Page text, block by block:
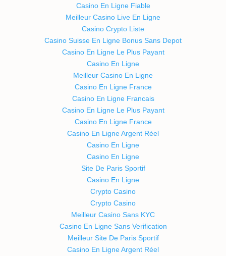
Casino En Ligne Fiable
Meilleur Casino Live En Ligne
Casino Crypto Liste
Casino Suisse En Ligne Bonus Sans Depot
Casino En Ligne Le Plus Payant
Casino En Ligne
Meilleur Casino En Ligne
Casino En Ligne France
Casino En Ligne Francais
Casino En Ligne Le Plus Payant
Casino En Ligne France
Casino En Ligne Argent Réel
Casino En Ligne
Casino En Ligne
Site De Paris Sportif
Casino En Ligne
Crypto Casino
Crypto Casino
Meilleur Casino Sans KYC
Casino En Ligne Sans Verification
Meilleur Site De Paris Sportif
Casino En Ligne Argent Réel